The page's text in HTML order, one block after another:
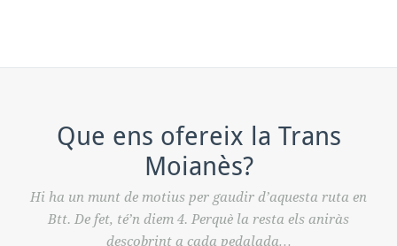
Que ens ofereix la Trans
Moianès?
Hi ha un munt de motius per gaudir d’aquesta ruta en
Btt. De fet, té’n diem 4. Perquè la resta els aniràs
descobrint a cada pedalada…